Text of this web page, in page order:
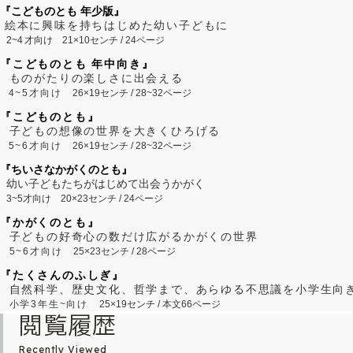
『こどものとも 年少版』
絵本に興味を持ちはじめた幼い子どもに
2~4才向け 21×10センチ / 24ページ
『こどものとも 年中向き』
ものがたりの楽しさに出会える
4~5才向け26×19センチ / 28~32ページ
『こどものとも』
子どもの想像の世界を大きくひろげる
5~6才向け26×19センチ / 28~32ページ
『ちいさなかがくのとも』
幼い子どもたちがはじめて出会うかがく
3~5才向け 20×23センチ / 24ページ
『かがくのとも』
子どもの好奇心の数だけ広がるかがくの世界
5~6才向け25×23センチ / 28ページ
『たくさんのふしぎ』
自然科学、歴史文化、哲学まで、あらゆる不思議を小学生向
小学3年生~向け 25×19センチ / 本文66ページ
閲覧履歴
Recently Viewed